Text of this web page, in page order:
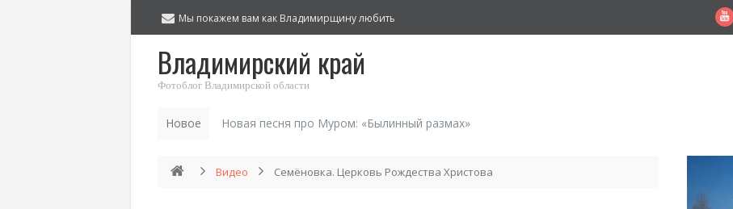
Мы покажем вам как Владимирщину любить
Владимирский край
Фотоблог Владимирской области
Новое Новая песня про Муром: «Былинный размах»
Видео Семёновка. Церковь Рождества Христова